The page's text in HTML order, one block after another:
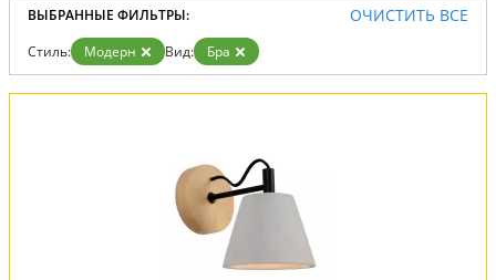
ВЫБРАННЫЕ ФИЛЬТРЫ: ОЧИСТИТЬ ВСЕ
Стиль: Модерн Вид: Бра